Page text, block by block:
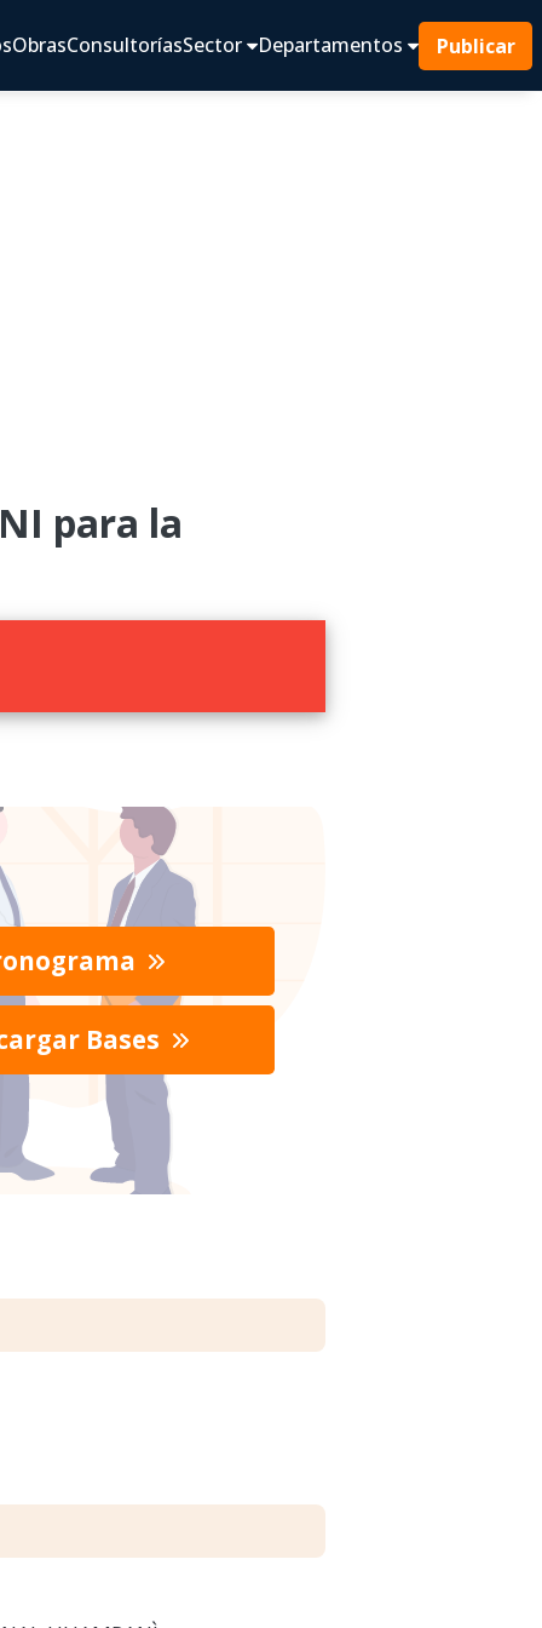
ObrasConsultoríasSector Departamentos Publicar
para la
Bases